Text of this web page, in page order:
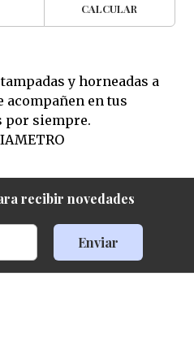
CALCULAR
y horneadas a
acompañen en tus
por siempre.
recibir novedades
Enviar